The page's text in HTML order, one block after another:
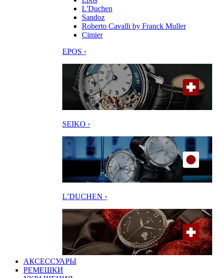
L'Duchen
Sandoz
Roberto Cavalli by Franck Muller
Cimier
EPOS ›
SEIKO ›
L’DUCHEN ›
АКСЕССУАРЫ
РЕМЕШКИ